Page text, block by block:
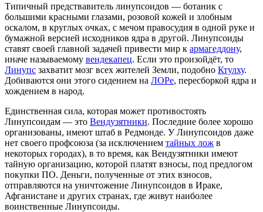
Типичный предствавитель линупсоидов — ботаник с
большими красными глазами, розовой кожей и злобным
оскалом, в круглых очках, с мечом правосудия в одной руке и
бумажной версией исходников ядра в другой. Линупсоиды
ставят своей главной задачей привести мир к армагеддону,
иначе называемому вендекапец. Если это произойдёт, то
Линупс захватит мозг всех жителей Земли, подобно Ктулху.
Добиваются они этого сидением на ЛОРе, пересборкой ядра и
хождением в народ.
Единственная сила, которая может противостоять
Линупсоидам — это Вендузятники. Последние более хорошо
организованы, имеют штаб в Редмонде. У Линупсоидов даже
нет своего профсоюза (за исключением тайных лож в
некоторых городах), в то время, как Вендузятники имеют
тайную организацию, которой платят взносы, под предлогом
покупки ПО. Деньги, полученные от этих взносов,
отправляются на уничтожение Линупсоидов в Ираке,
Афганистане и других странах, где живут наиболее
воинственные Линупсоиды.